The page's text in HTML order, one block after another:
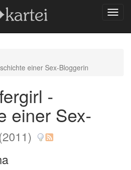
einer Sex-Bloggerin
-
einer Sex-